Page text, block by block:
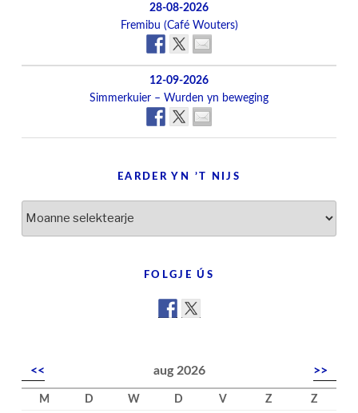
28-08-2026
Fremibu (Café Wouters)
12-09-2026
Simmerkuier – Wurden yn beweging
EARDER YN ’T NIJS
yn
FOLGJE ÚS
<< aug 2026 >>
M D W D V Z
Z